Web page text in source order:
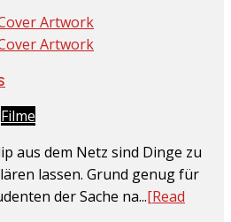
Filme
aus dem Netz sind Dinge zu
lassen. Grund genug für
der Sache na...[Read